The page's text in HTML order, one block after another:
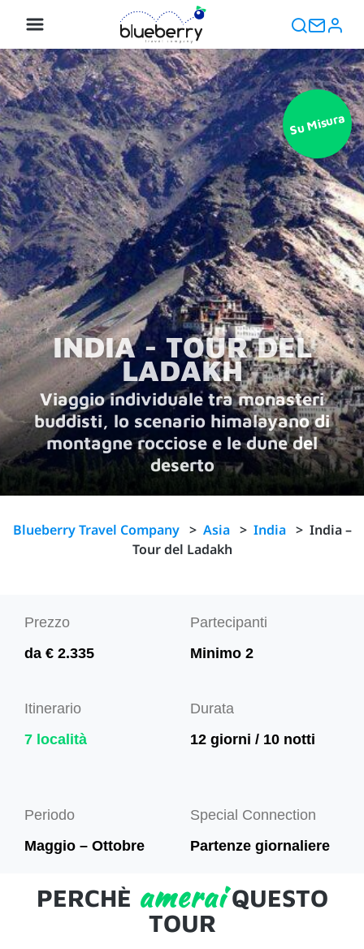
Su Misura
INDIA - TOUR DEL
LADAKH
Viaggio individuale tra monasteri
buddisti, lo scenario himalayano di
montagne rocciose e le dune del
deserto
Blueberry Travel Company> Asia> India> India –
Tour del Ladakh
Prezzo
da € 2.335
Partecipanti
Minimo 2
Itinerario
7 località
Durata
12 giorni / 10 notti
Periodo
Maggio – Ottobre
Special Connection
Partenze giornaliere
PERCHÈ ameraiQUESTO
TOUR